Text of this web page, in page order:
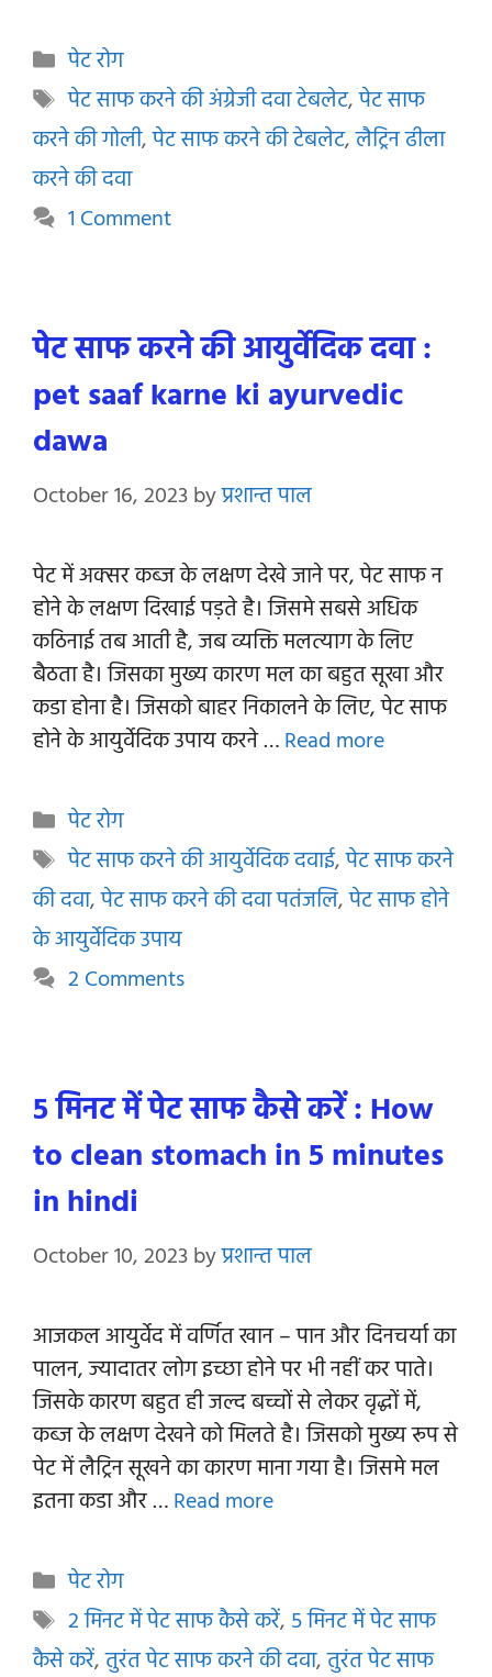
Categories
पेट रोग
Tags
पेट साफ करने की अंग्रेजी दवा टेबलेट,पेट साफ
करने की गोली,पेट साफ करने की टेबलेट,लैट्रिन ढीला
करने की दवा
1 Comment
पेट साफ करने की आयुर्वेदिक दवा :
pet saaf karne ki ayurvedic
dawa
October 16, 2023byप्रशान्त पाल
पेट में अक्सर कब्ज के लक्षण देखे जाने पर, पेट साफ न
होने के लक्षण दिखाई पड़ते है। जिसमे सबसे अधिक
कठिनाई तब आती है, जब व्यक्ति मलत्याग के लिए
बैठता है। जिसका मुख्य कारण मल का बहुत सूखा और
कडा होना है। जिसको बाहर निकालने के लिए, पेट साफ
होने के आयुर्वेदिक उपाय करने …Read more
Categories
पेट रोग
Tags
पेट साफ करने की आयुर्वेदिक दवाई,पेट साफ करने
की दवा,पेट साफ करने की दवा पतंजलि,पेट साफ होने
के आयुर्वेदिक उपाय
2 Comments
5 मिनट में पेट साफ कैसे करें : How
to clean stomach in 5 minutes
in hindi
October 10, 2023byप्रशान्त पाल
आजकल आयुर्वेद में वर्णित खान – पान और दिनचर्या का
पालन, ज्यादातर लोग इच्छा होने पर भी नहीं कर पाते।
जिसके कारण बहुत ही जल्द बच्चों से लेकर वृद्धों में,
कब्ज के लक्षण देखने को मिलते है। जिसको मुख्य रूप से
पेट में लैट्रिन सूखने का कारण माना गया है। जिसमे मल
इतना कडा और …Read more
Categories
पेट रोग
Tags
2 मिनट में पेट साफ कैसे करें, 5 मिनट में पेट साफ
कैसे करें,तुरंत पेट साफ करने की दवा,तुरंत पेट साफ